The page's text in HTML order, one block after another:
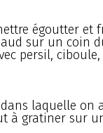
égoutter et
sur un coin
persil, ciboule,
laquelle on
à gratiner sur